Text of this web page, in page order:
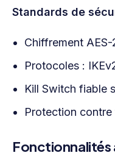
Standards de
Chiffrement
Protocoles :
Kill Switch fiable
Protection
Fonctionnalités